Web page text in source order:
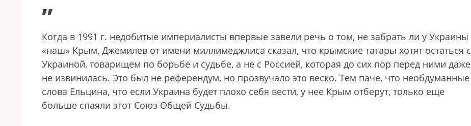
”
Когда в 1991 г. недобитые империалисты впервые завели речь о том, не забрать ли у Украины
«наш» Крым, Джемилев от имени миллимеджлиса сказал, что крымские татары хотят остаться с
Украиной, товарищем по борьбе и судьбе, а не с Россией, которая до сих пор перед ними даже
не извинилась. Это был не референдум, но прозвучало это веско. Тем паче, что необдуманные
слова Ельцина, что если Украина будет плохо себя вести, у нее Крым отберут, только еще
больше спаяли этот Союз Общей Судьбы.